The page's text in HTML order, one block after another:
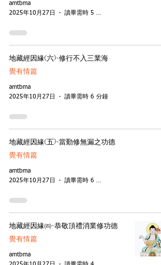
amtbma
2025年10月27日
讀畢需時 5 分鐘
地藏經因緣(六)~修行不入三業海
覺有情篇
amtbma
2025年10月27日
讀畢需時 6 分鐘
地藏經因緣(五)~當勤修無漏之功德
覺有情篇
amtbma
2025年10月27日
讀畢需時 6 分鐘
地藏經因緣㈣~恭敬頂禮消業修功德
覺有情篇
amtbma